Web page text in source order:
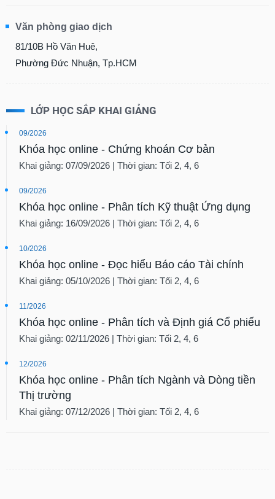
Văn phòng giao dịch
81/10B Hồ Văn Huê,
Phường Đức Nhuận, Tp.HCM
LỚP HỌC SẮP KHAI GIẢNG
09/2026
Khóa học online - Chứng khoán Cơ bản
Khai giảng: 07/09/2026 | Thời gian: Tối 2, 4, 6
09/2026
Khóa học online - Phân tích Kỹ thuật Ứng dụng
Khai giảng: 16/09/2026 | Thời gian: Tối 2, 4, 6
10/2026
Khóa học online - Đọc hiểu Báo cáo Tài chính
Khai giảng: 05/10/2026 | Thời gian: Tối 2, 4, 6
11/2026
Khóa học online - Phân tích và Định giá Cổ phiếu
Khai giảng: 02/11/2026 | Thời gian: Tối 2, 4, 6
12/2026
Khóa học online - Phân tích Ngành và Dòng tiền
Thị trường
Khai giảng: 07/12/2026 | Thời gian: Tối 2, 4, 6